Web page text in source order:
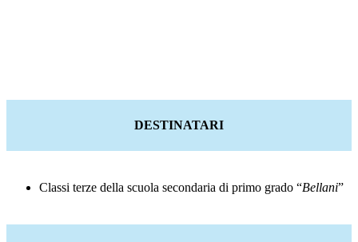
DESTINATARI
Classi terze della scuola secondaria di primo grado “Bellani”